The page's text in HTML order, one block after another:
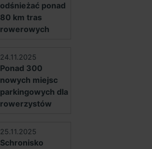
odśnieżać ponad
80 km tras
rowerowych
24.11.2025
Ponad 300
nowych miejsc
parkingowych dla
rowerzystów
25.11.2025
Schronisko